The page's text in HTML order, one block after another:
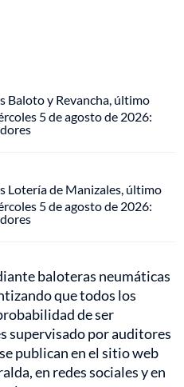
Baloto y Revancha, último
5 de agosto de 2026:
Lotería de Manizales, último
5 de agosto de 2026:
baloteras neumáticas
que todos los
de ser
supervisado por auditores
publican en el sitio web
en redes sociales y en